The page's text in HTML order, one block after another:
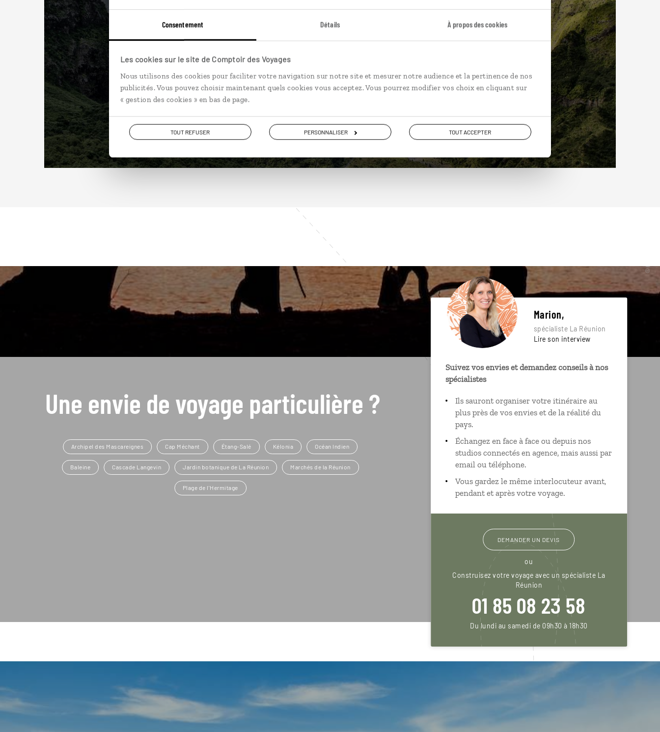
Consentement Détails À propos des cookies
Les cookies sur le site de Comptoir des Voyages
Nous utilisons des cookies pour faciliter votre navigation sur notre site et mesurer notre audience et la pertinence de nos
publicités. Vous pouvez choisir maintenant quels cookies vous acceptez. Vous pourrez modifier vos choix en cliquant sur
« gestion des cookies » en bas de page.
TOUT REFUSER PERSONNALISER TOUT ACCEPTER
Nos 7 idées de voyage
La Réunion
Une envie de voyage particulière ?
Archipel des Mascareignes Cap Méchant Étang-Salé Kélonia Océan Indien
Baleine Cascade Langevin Jardin botanique de La Réunion Marchés de la Réunion
Plage de l'Hermitage
Marion,
spécialiste La Réunion
Lire son interview
Suivez vos envies et demandez conseils à nos
spécialistes
Ils sauront organiser votre itinéraire au
plus près de vos envies et de la réalité du
pays.
Échangez en face à face ou depuis nos
studios connectés en agence, mais aussi par
email ou téléphone.
Vous gardez le même interlocuteur avant,
pendant et après votre voyage.
DEMANDER UN DEVIS
ou
Construisez votre voyage avec un spécialiste La
Réunion
01 85 08 23 58
Du lundi au samedi de 09h30 à 18h30